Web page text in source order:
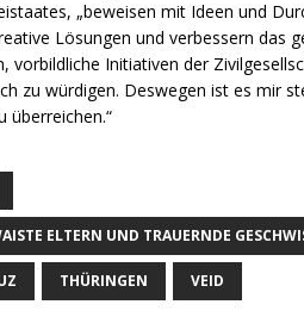
„beweisen mit Ideen und
Lösungen und verbessern das
vorbildliche Initiativen der
zu würdigen. Deswegen ist es mir
überreichen.“
ELTERN UND TRAUERNDE
THÜRINGEN VEID